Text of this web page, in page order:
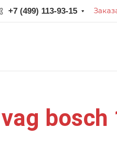
+7 (499) 113-93-15
bosch